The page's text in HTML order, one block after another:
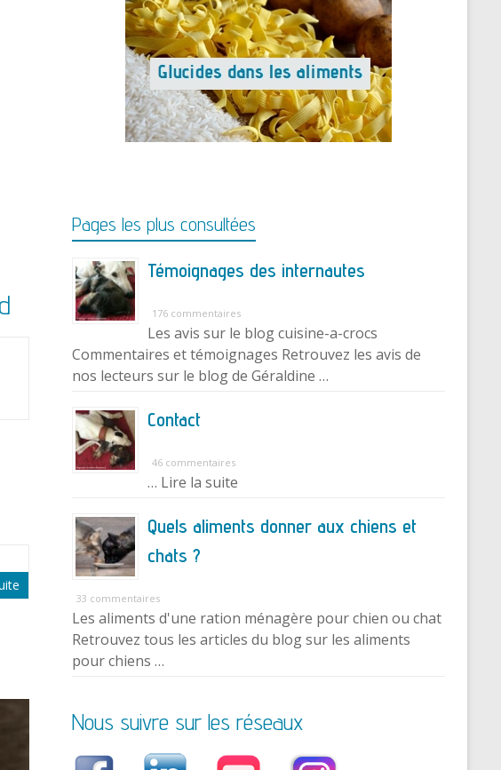
Pages les plus consultées
Témoignages des internautes
176 commentaires
Les avis sur le blog cuisine-a-crocs
Commentaires et témoignages Retrouvez les avis de
nos lecteurs sur le blog de Géraldine …
Contact
46 commentaires
… Lire la suite
Quels aliments donner aux chiens et
chats ?
33 commentaires
Les aliments d'une ration ménagère pour chien ou chat
Retrouvez tous les articles du blog sur les aliments
pour chiens …
Nous suivre sur les réseaux